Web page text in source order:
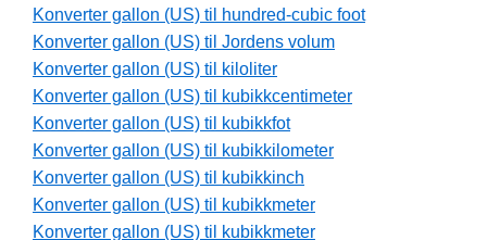
Konverter gallon (US) til hundred-cubic foot
Konverter gallon (US) til Jordens volum
Konverter gallon (US) til kiloliter
Konverter gallon (US) til kubikkcentimeter
Konverter gallon (US) til kubikkfot
Konverter gallon (US) til kubikkilometer
Konverter gallon (US) til kubikkinch
Konverter gallon (US) til kubikkmeter
Konverter gallon (US) til kubikkmeter